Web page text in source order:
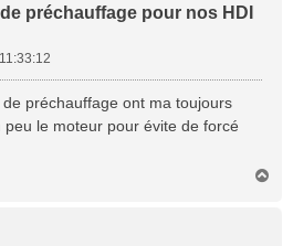
préchauffage pour nos HDI
préchauffage ont ma toujours
le moteur pour évite de forcé